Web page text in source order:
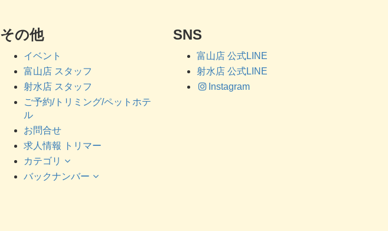
その他
イベント
富山店 スタッフ
射水店 スタッフ
ご予約/トリミング/ペットホテ
ル
お問合せ
求人情報 トリマー
カテゴリ
バックナンバー
SNS
富山店 公式LINE
射水店 公式LINE
Instagram